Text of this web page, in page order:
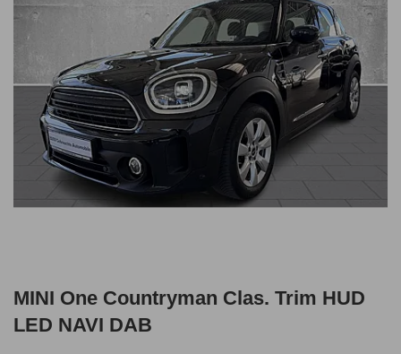
MINI One Countryman Clas. Trim HUD
LED NAVI DAB